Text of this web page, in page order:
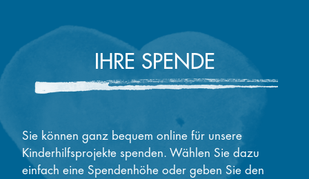
IHRE SPENDE
Sie können ganz bequem online für unsere
Kinderhilfsprojekte spenden. Wählen Sie dazu
einfach eine Spendenhöhe oder geben Sie den